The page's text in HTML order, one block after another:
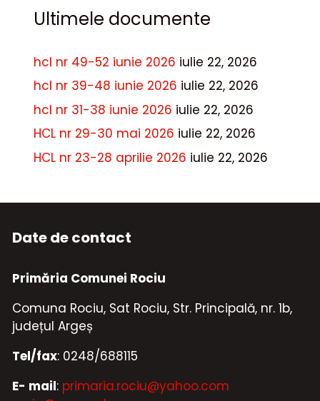
Ultimele documente
hcl nr 49-52 iunie 2026 iulie 22, 2026
hcl nr 39-48 iunie 2026 iulie 22, 2026
hcl nr 31-38 iunie 2026 iulie 22, 2026
HCL nr 29-30 mai 2026 iulie 22, 2026
HCL nr 23-28 aprilie 2026 iulie 22, 2026
Date de contact
Primăria Comunei Rociu
Comuna Rociu, Sat Rociu, Str. Principală, nr. 1b,
județul Argeș
Tel/fax: 0248/688115
E- mail: primaria.rociu@yahoo.com